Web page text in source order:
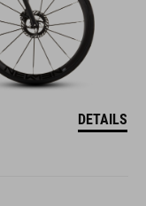
DETAILS